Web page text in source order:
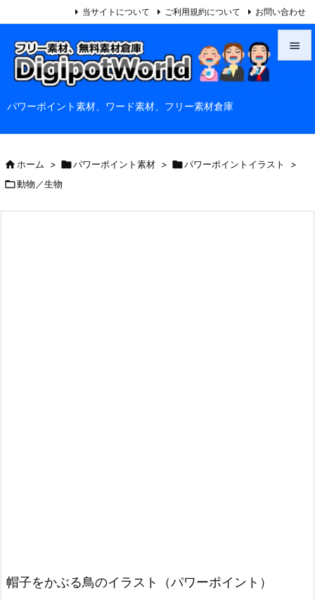
パワーポイント素材、ワード素材、フリー素材倉庫

前へ
当サイトについて ご利用規約について お問い合わせ
ホーム > パワーポイント素材 > パワーポイントイラスト >
動物／生物
帽子をかぶる鳥のイラスト（パワーポイント）